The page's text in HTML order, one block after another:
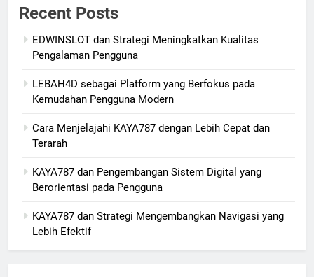
Recent Posts
EDWINSLOT dan Strategi Meningkatkan Kualitas
Pengalaman Pengguna
LEBAH4D sebagai Platform yang Berfokus pada
Kemudahan Pengguna Modern
Cara Menjelajahi KAYA787 dengan Lebih Cepat dan
Terarah
KAYA787 dan Pengembangan Sistem Digital yang
Berorientasi pada Pengguna
KAYA787 dan Strategi Mengembangkan Navigasi yang
Lebih Efektif